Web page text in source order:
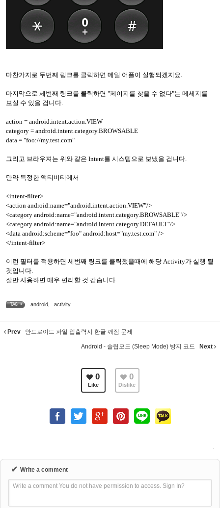
마찬가지로 두번째 링크를 클릭하면 메일 어플이 실행되겠지요.
마지막으로 세번째 링크를 클릭하면 "페이지를 찾을 수 없다"는 메세지를
보실 수 있을 겁니다.
action = android.intent.action.VIEW
category = android.intent.category.BROWSABLE
data = "foo://my.test.com"
그리고 브라우져는 위와 같은 Intent를 시스템으로 보냈을 겁니다.
만약 특정한 액티비티에서
<intent-filter>
<action android:name="android.intent.action.VIEW"/>
<category android:name="android.intent.category.BROWSABLE"/>
<category android:name="android.intent.category.DEFAULT"/>
<data android:scheme="foo" android:host="my.test.com" />
</intent-filter>
이런 필터를 적용하면 세번째 링크를 클릭했을때에 해당 Activity가 실행 될
것입니다.
잘만 사용하면 매우 편리할 것 같습니다.
TAG • android activity
Prev 안드로이드 파일 입출력시 한글 깨짐 문제
Android - 슬립모드 (Sleep Mode) 방지 코드 Next
0
Like
0
Dislike
✔ Write a comment
Write a comment You do not have permission to access. Sign In?